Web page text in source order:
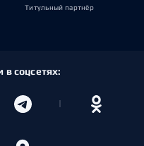
Титульный партнёр
соцсетях: